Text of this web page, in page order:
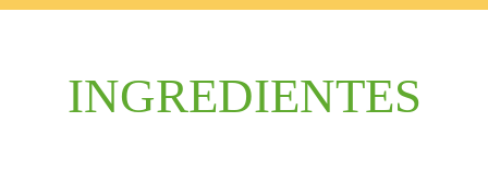
INGREDIENTES